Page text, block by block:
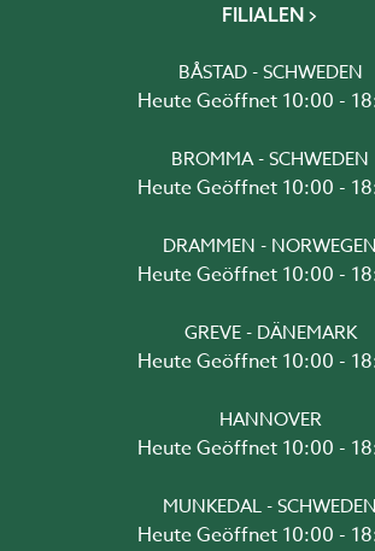
FILIALEN
BÅSTAD - SCHWEDEN
Heute Geöffnet 10:00 -
BROMMA - SCHWEDEN
Heute Geöffnet 10:00 -
DRAMMEN - NORWEGEN
Heute Geöffnet 10:00 -
GREVE - DÄNEMARK
Heute Geöffnet 10:00 -
HANNOVER
Heute Geöffnet 10:00 -
MUNKEDAL - SCHWEDEN
Heute Geöffnet 10:00 -